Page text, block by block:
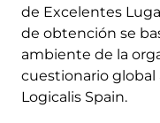
de Excelentes
de obtención se
ambiente de la
cuestionario global
Logicalis Spain.